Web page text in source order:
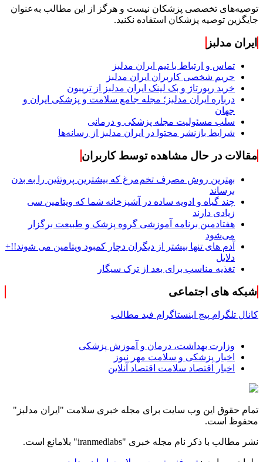
توصیه‌های تخصصی پزشکان نیست و هرگز از این مطالب به‌عنوان
جایگزین توصیه پزشکان استفاده نکنید.
ایران مدلبز
تماس و ارتباط با تیم ایران مدلبز
حریم شخصی کاربران ایران مدلبز
خرید رپورتاژ و بک لینک ایران مدلبز از تریبون
درباره ایران مدلبز؛ مجله جامع سلامت و پزشکی ایران و
جهان
سلب مسئولیت مجله پزشکی و درمانی
شرایط بازنشر محتوا در ایران مدلبز از رسانه‌ها
مقالات در حال مشاهده توسط کاربران
بهترین روش مصرف تخم‌مرغ که بیشترین پروتئین را به بدن
برساند
چند گیاه و ادویه ساده در آشپزخانه شما که ویتامین سی
زیادی دارند
هفتادمین برنامه آموزشی گروه پزشک و طبیعت برگزار
می‌شود
آدم های تنها بیشتر از دیگران دچار کمبود ویتامین می شوند!!+
دلایل
تغذیه مناسب برای بعد از ترک سیگار
شبکه های اجتماعی
کانال تلگرام پیج اینستاگرام فید مطالب
وزارت بهداشت، درمان و آموزش پزشکی
اخبار پزشکی و سلامت مهر نیوز
اخبار اقتصاد سلامت اقتصاد آنلاین
تمام حقوق این وب سایت برای مجله خبری سلامت "ایران مدلبز"
محفوظ است.
نشر مطالب با ذکر نام مجله خبری "iranmedlabs" بلامانع است.